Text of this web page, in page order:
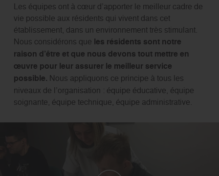
Les équipes ont à cœur d’apporter le meilleur cadre de
vie possible aux résidents qui vivent dans cet
établissement, dans un environnement très stimulant.
Nous considérons que les résidents sont notre
raison d’être et que nous devons tout mettre en
œuvre pour leur assurer le meilleur service
possible. Nous appliquons ce principe à tous les
niveaux de l’organisation : équipe éducative, équipe
soignante, équipe technique, équipe administrative.